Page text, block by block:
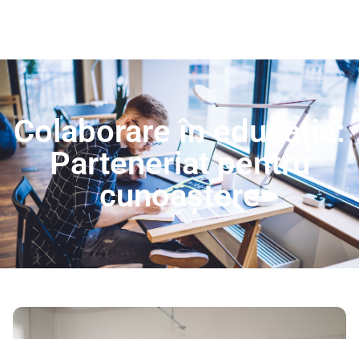
Colaborare în educație:
Parteneriat pentru
cunoaștere